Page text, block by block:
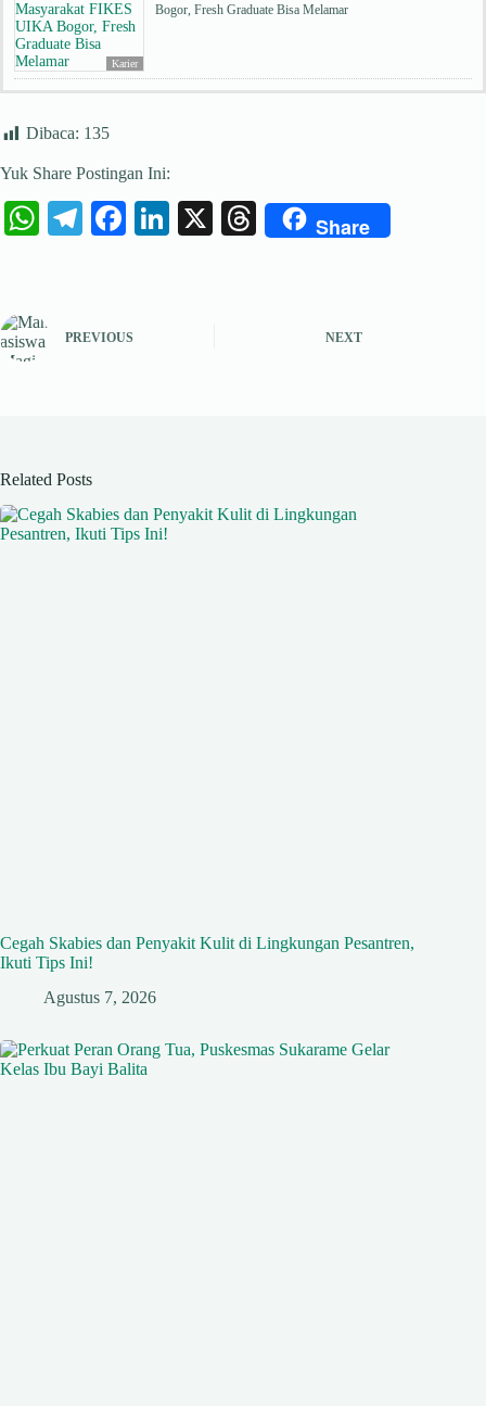
Karier
Bogor, Fresh Graduate Bisa Melamar
Dibaca: 135
Yuk Share Postingan Ini:
W
A
pp
Te
a
Fa
ok
Li
X
T
Share
PREVIOUS NEXT
Related Posts
Cegah Skabies dan Penyakit Kulit di Lingkungan Pesantren,
Ikuti Tips Ini!
Agustus 7, 2026